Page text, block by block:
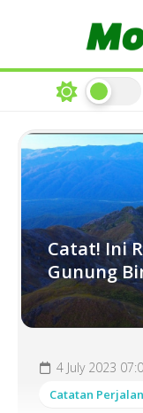
Catat! Ini
Gunung
4 July 2023
Catatan